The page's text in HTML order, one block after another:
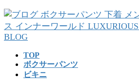
コ
ン
テ
ン
ナ
ビ
ゲ
ー
TOP
ボクサーパンツ
ビキニ